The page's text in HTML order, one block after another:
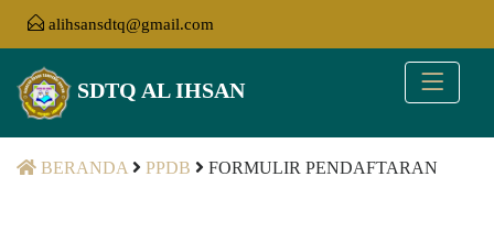
alihsansdtq@gmail.com
SDTQ AL IHSAN
BERANDA PPDB FORMULIR PENDAFTARAN